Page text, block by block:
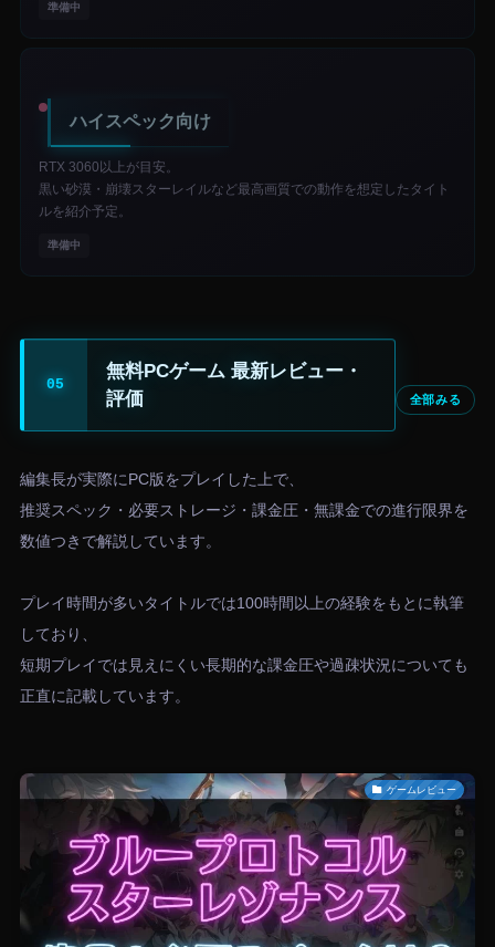
準備中
ハイスペック向け
RTX 3060以上が目安。
黒い砂漠・崩壊スターレイルなど最高画質での動作を想定したタイト
ルを紹介予定。
準備中
無料PCゲーム 最新レビュー・
評価
全部みる
編集長が実際にPC版をプレイした上で、
推奨スペック・必要ストレージ・課金圧・無課金での進行限界を
数値つきで解説しています。
プレイ時間が多いタイトルでは100時間以上の経験をもとに執筆
しており、
短期プレイでは見えにくい長期的な課金圧や過疎状況についても
正直に記載しています。
ゲームレビュー